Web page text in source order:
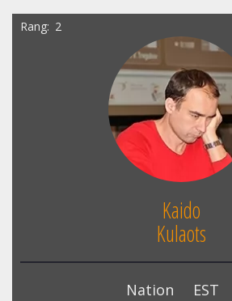
Rang 2
Kaido
Kulaots
Nation
EST